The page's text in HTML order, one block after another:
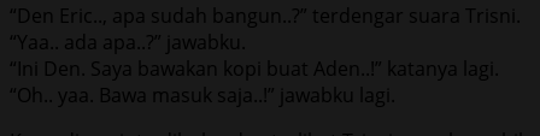
“Den Eric.., apa sudah bangun..?” terdengar suara Trisni.
“Yaa.. ada apa..?” jawabku.
“Ini Den. Saya bawakan kopi buat Aden..!” katanya lagi.
“Oh.. yaa. Bawa masuk saja..!” jawabku lagi.